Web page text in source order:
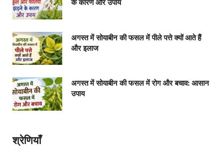
के कारण और उपाय
अगस्त में सोयाबीन की फसल में पीले पत्ते क्यों आते हैं
और इलाज
अगस्त में सोयाबीन की फसल में रोग और बचाव: आसान
उपाय
श्रेणियाँ